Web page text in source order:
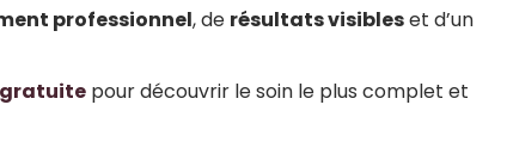
professionnel, de résultats visibleset d’un
pour découvrir le soin le plus complet et